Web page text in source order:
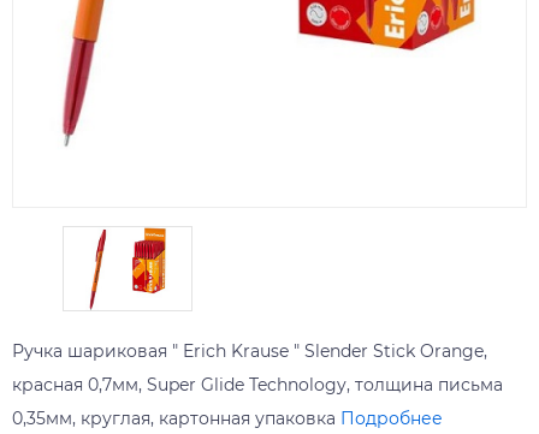
Ручка шариковая " Erich Krause " Slender Stick Orange,
красная 0,7мм, Super Glide Technology, толщина письма
0,35мм, круглая, картонная упаковка Подробнее